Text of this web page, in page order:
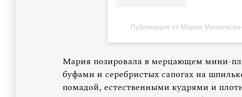
Публикация от Мария
Мария позировала в мерцающем мини-
буфами и серебристых сапогах на
помадой, естественными кудрями и